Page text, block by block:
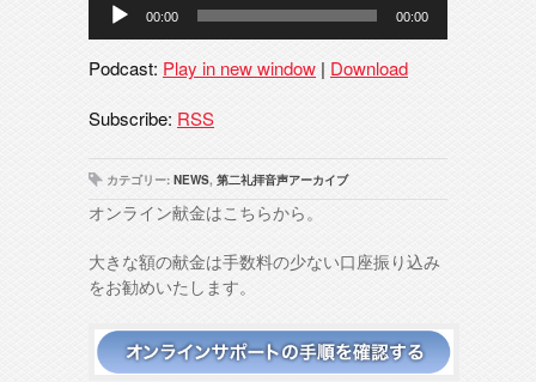
レ
ー
ー
00:00 00:00
Podcast: Play in new window | Download
Subscribe: RSS
カテゴリー: NEWS, 第二礼拝音声アーカイブ
オンライン献金はこちらから。
大きな額の献金は手数料の少ない口座振り込み
をお勧めいたします。